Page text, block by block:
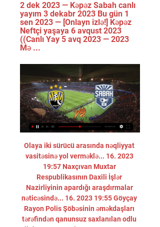
2 dek 2023 — Kəpəz Sabah canlı
yayım 3 dekabr 2023 Bu gün 1
sen 2023 — [Onlayn izlə!] Kəpəz
Neftçi yaşaya 6 avqust 2023
((Canlı Yay 5 avq 2023 — 2023
Mə ...
Olaya iki sürücü arasında nəqliyyat vasitəsinə yol verməklə... 16. 2023 19:57 Naxçıvan Muxtar Respublikasının Daxili İşlər Nazirliyinin apardığı araşdırmalar nəticəsində... 16. 2023 19:55 Göyçay Rayon Polis Şöbəsinin əməkdaşları tərəfindən qanunsuz saxlanılan odlu silah-sursatın aşkar... 16. 2023 18:51 Abşeron Rayon Polis İdarəsinin əməkdaşlarının daxil olmuş əməliyyat məlumatı əsasında həyata... 16. 2023 16:11 Mingəçevirdə 2 ədəd “Kalaşnikov” markalı avtomat, 500-ə yaxın avtomat silahına məxsus patron, 3... 

OYUNLAR - SABAH FC Azərbaycan Kubokunun 1/8 final mərhələsi KƏPƏZ On time SABAH FK 18 Dekabr 2023 / 14:00 +04 MİSLİ PREMYER LİQASININ XVII TURU ARAZ-NAXÇIVAN 2:0 SABAH FK 15 ...

“Sumqayıt” – “Zirə”Hakimlər: Fərid Hacıyev, Eyyub İbrahimov, Cəmil Quliyev, Namiq Bəkirov“Kapital Bank Arena” 23 oktyabr (bazar) 16:00. “Səbail” – “Şamaxı”Hakimlər: İnqilab Məmmədov, Cavanşir Yusifov, Rahil Ramazanov, Səbuhi Bayramov“ASCO Arena” 18:30. “Neftçi” – “Sabah”Hakimlər: Kamal Umudlu, Rəhman İmami, Vüsal Məmmədov, Tural Qurbanov“Bakcell Arena” 20 oktyabr (cümə axşamı) “Qarabağ” – “Turan Tovuz” - 3:0 N Klublar O Q H M T-F X 1 Qarabağ 10 0 31-7 30 2 Sabah 8 23-7 25 3 Neftçi 7 19-9 22 4 Zirə 5 13-17 16 Qəbələ 14-10 6 Turan Tovuz 8-13 12 Səbail 11-14 9 Kəpəz 6-25 Sumqayıt 2-14 Şamaxı 5-16 Bombardirlər: Ramil Şeydayev ("Qarabağ") - 10 qolMusa Qurbanlı ("Qarabağ") - 8 qolCoy Lens Mikels ("Sabah") - 6 qolRuni Eva ("Turan Tovuz") - 4 qolAğabala Ramazanov ("Səbail") - 4 qol REKLAM Misli Premyer Liqası № Komanda o x 34 87 33 77 62 48 46 Turan 38 28 24 Araz-Naxçıvan 13 37 EKOL Neftçi İK Baku Fire Record club. 

Kəpəz Müstəqil Teleradio ŞirkətiXəbərİqtisadiyyatİdmanKriminalHadisə Gəncə Dövlət Kukla Tetarı bu ildə öz balaca tamaşaçılarını sevindirəcək. Yaradıcı heyət fərqli... 17. 12. 2023 20:27 Milli Hidrometeorologiya Xidmətinin məlumatına görə, dekabrın 18-i gündüzədək ölkə ərazisində hava... 17. 2023 20:08 Xankəndi şəhər stadionu Azərbaycan Kuboku oyununu qəbul etməyə hazırdır. Daha öncə də xəbər... 17. 2023 20:07 Avstraliyanın dəniz sərhədlərində yerləşən 10-dan çox mərcan adası yox olma təhlükəsi ilə üzləşib.... 17. 2023 20:04 Azərbaycan taekvondoçusu Qaşım Maqomedov Paris-2024 Yay Olimpiya Oyunlarına lisenziya qazanıb. 58... 17. 

Bizim hər zaman yaxşı çıxış etmək və qalib gəlmək istəyimiz var. “Qarabağ”la matç çox şeyi dəyişdirəcək oyun deyildi. – “Qarabağ”ın qapısına baxımlı qol vurdun. Səncə, ayın qolu seçilə bilər? – Bu, vurduğum ən yaxşı qollardan biridir. Qalibiyyət və ya heç-heçə qolu olsaydı, əlbəttə ki, daha yaxşı olardı. 

Sorqa: “Bizdə hələ də sistemə uyğunlaşmağa çalışan futbolçular var”“Sumqayıt”ın oyunçusu Erik Sorqanın futbolinfo. az saytına müsahibəsi – Son turda “Qarabağ”a 1:6 hesablı məğlubiyyətin səbəbini nədə görürsən? – Onlara qarşı oyun bizim üçün çətin oldu. Təəssüf ki, bu, təkcə bizdə deyil, dünyanın ən yaxşı komandalarında da ola bilər. Hər kəsin böyük hesabla uduzması mümkündür. Zədələrlə bağlı problemimiz var və bunu hamı bilir. 

Sportal. az xəbər protalıSPORTAL. AZ Ana səhifə Xəbər xətti Əlaqə SPORTAL. AZ Ölkə futbolu Premyer Liqa Kubok I Divizion Milli Münasibət Uşaq futbolu Premyer Liqanın tapıntıları Mövsümün transferləri Klublar Şüvəlan Kəpəz Keşlə Qarabağ Qəbələ Neftçi Zaqatala Turan Sumqayıt Zirə Səbail Sabah Avropa Fransa Türkiyə İngiltərə İspaniya İtaliya Almaniya Rusiya Portuqaliya Hollandiya Avrokuboklar Çempionlar Liqası Avropa Liqası Digər Maraqlı Yazı Dünya futbolu Avropa çempionatı Millətlər Liqası Müsahibə Layihə Bizim Futbolçular Video Foto Rusiya klubu "Qarabağ"ın forvardı ilə maraqlanır "Adana Demirspor"un sabiq çalışdırıcısı: "Azərbaycan millisində hamıdan daha uğurlu olardım" Yığmamızın sabiq üzvü "Spartak"dan ayrıldı AFFA Azərbaycan millisinə əcnəbi məşqçi gətirəcək Portuqaliya klubunun məşqçisi: "Romao püşkatmanı səbirsizliklə gözləyir" "Qarabağ"ın Portuqaliya klubları ilə qarşılaşmasını istəməzdim" - MÜSAHİBƏ "Ayxan Abbasovun narazılığı varsa, demək ki, boşuna deyil" - MÜSAHİBƏ "Qurban Qurbanov yenə ortaya əla iş qoydu, nəticə necə olursa-olsun, "Qarabağ" tərifə layiqdir" - MÜSAHİBƏ İngiltərə derbisində qalib müəyyənləşmədi - VİDEO 22:36 17 Dekabr 2023 AFFA-nın milliyə əcnəbi məşqçi gətirməyə pulu var, Tovuzda ot örtüklü meydança salmağa yox... 

Futbol, Azerbaycan: Kapaz canlı skorları, maç sonuçları, fikstür Flashscore.com.tr Kapaz sayfası canlı skorlar, maç sonuçları, puan durumu ve maç bilgilerini (gol atan oyuncular, kırmızı kartlar,...) sunar.

Çətinliklər komandanın çıxışına təsir edir. – Son oyunlarda komandanızın yaxşı çıxışından sonra heç kim belə hesab gözləmirdi. – “Qarabağ”ın çox keyfiyyətli oyunçuları və böyük təcrübəsi var. Bizdə isə yeni olan və hələ də sistemə uyğunlaşmağa çalışan futbolçular oynayır. Artıq növbəti matç barədə düşünürük, keçmişə baxmırıq. – Böyük hesabla uduzmağınıza baxmayaraq, qarşılaşmadan sonra “Qarabağ”ın baş məşqçisi Qurban Qurbanov sizin komandanızı təriflədi… – Düzünü desəm, bu oyun heç də ən yaxşısı deyildi. Əslində, biz azarkeşlərə göstərmək istəyirdik ki, bu cür komandalara qarşı oynaya bilərik, amma zədələrimiz var və digər problemlərə görə yaxşı çıxış etmədik. Növbəti oyunda daha yaxşı olacaq. – Səncə, komanda turnir cədvəlindəki mövqeyini qoruya biləcək? Bunun üçün nə lazımdır? – Məqsədimiz haqqında çox danışmaq istəmirəm. 

Şəhərin işğalı dövründə... 16. 2023 18:48 Batut gimnastikası üzrə Azərbaycan millisinin üzvləri Daşkənddə keçirilən beynəlxalq turnirdə daha... 16. 2023 18:10 Azərbaycan Basketbol Liqasında VIII turun daha bir oyunu keçirilib. Günün yeganə matçında "Gəncə" "... 16. 2023 17:06 Batut gimnastikası üzrə Azərbaycan millisinin üzvləri Özbəkistanın paytaxtı Daşkənddə keçirilən... 16. 2023 13:24 Gəncədə bıçaqlanma hadisəsi baş verib. 

REPLİKA 22:19 "Zirə" Tovuzdan 3 xalla qayıdır 21:24 Ramil oynadı, komandası böyük hesabla uduzdu 20:37 "Arsenal"ı lider edən qələbə - VİDEO 19:58 "Sabah"dan nəcib addım: sahibsiz itlər üçün evciklər quraşdırıldı 19:32 "Dinamo" derbiyə Mahirsiz çıxır 19:05 "Qarabağ" bu futbolçu üçün 500 min avro ödəməyə hazırdı 18:59 "Ola bilsin hansısa tanınmış məşqçinin yanında təcrübə keçməyə yollandım" 18:42 "Milan" 3 xalı 3 qolla qazandı - VİDEO 18:11 "Zirə"nin müdafiəçisi: "Fokuslanmalı olduğumuz yeganə şey mental hazırlıqdır" 17:51 "Şəxsən mən yerli baş məşqçinin tərəfdarı olduğumu bu iclasda bir daha bildirdim" 17:20 Məşhur futbolçu ABŞ klubunda - RƏSMİ 16:56 "Neftçi"dən ayrılan futbolçu "Zirə"yə keçir? 16:40 "Başa düşməliyik ki, bizdə öz-özünə yetişən uşaqlar rəqabətə davam gətirmirsə... " 16:15 Azərbaycan idmançısı Olimpiya Oyunlarına lisenziya qazandı 15:57 "Qarabağ" - "Neftçi"oyununda təyinat dəyişikliyi 15:03 Adı millimizlə hallanan baş məşqçiyə daha bir təklif 14:33 Millimizin üzvləri qız futbolçularla görüşdü - VİDEO 14:14 "Sevilya"da ikinci baş məşqçi istefası 13:53 Ehtiram Quliyev AFFA prezidentliyinə namizəd olacaq? - AÇIQLAMA 13:16 Premyer Liqada 100-cü oyun 12:55 Millimizin qapıçısı: "Şanslarımız az da olsa, davam edir" 12:39 "Qarabağ"dan yeni rekord: 10-cu qış çempionluğu 12:20 Ehtiram Quliyev: "Bəlkə hansısa qüvvələr əsəbimizi korlayıb futboldan çəkilməyimizi istəyir? " 12:00 Azərbaycan Kuboku: 1/8 finalın oyun cədvəli 11:22 "Araz-Naxçıvan"ın ən kreativ futbolçusu barədə QEYD 10:59 Günün canlı yayımlanacaq oyunları - TV AFİŞA 10:38 Cüdoçumuz Avropa çempionatında bürünc medal qazandı 10:15 "Barselona" "Valensiya" ilə bacarmadı - VİDEO 09:57 Vüsal İsgəndərli "Eqnatia"ya qələbə qazandırdı - VİDEO 09:34 "Turan Tovuz" - "Zirə" 1:0 - VİDEO 22:44 16 Dekabr 2023 Eddi İsrafilov: "Qarabağ"la matçda qələbə qazanmağa çalışacağıq" "Sabah"ın forvardı üçün il başa çatdı 21:34 Ayxan Abbasov: "Premyer Liqada qalmaq üçün legionerlər vacibdir" 21:11 Rəşad Sadıqov: "Meydana çıxıb hücumçuların yerinə qol vura bilmərəm" 20:39 "Turan Tovuz" "Zirə"ni məğlub etdi - YENİLƏNİB 19:54 "Liverpul" "Qarabağ"a qarşı oynamış müdafiəçini istəyir 19:39 "Qəbələ"nin müdafiəçisi bu göstəricidə antirekordçu oldu 19:22 18:44 "Sumqayıt" üçün 100-cü bərabərlik 18:23 "Çelsi"nin futbolçusu sıradan çıxdı 17:49 Azərbaycan çempionatlarında ən məhsuldar heç-heçə 17:34 17:19 "Turan Tovuz" - "Zirə" - START HEYƏTLƏR 16:48 Uruqvay millisinin üzvü paytaxt klubuna keçir 16:34 16:14 12 ildən sonra "Real"dan ayrılacaq 15:21 "Barselona" "Nyukasl"ın üzvünə görə Levandovski ilə yollarını ayıracaq 14:56 "Səbail"in legioneri əməliyyat edildi 14:35 PFL rəhbərliyinin qəzadan sonra avtomobildən çıxarılma anı - VİDEO "Özümü yenidən futbolçu kimi hiss etmək istəyirəm" 13:49 "Desəydilər ki, "Qarabağ"la qrup mərhələsini adlayacaqsan, bunun zarafat olduğunu düşünərdim" - FOTO 13:32 "Zenit" Türkiyə millisinin üzvünü istəyir 13:11 Türkiyəli bu il "Real"da oynamayacaq 12:34 Portuqaliyalı mətbuatı: "Benfika" və "Braqa"nın "Qarabağ" kimi cəlbedici rəqibi var" 12:19 PFL rəhbərliyi Xankəndi yolunda qəzaya düşdü 11:51 Mahir Emreli derbidə oynamayacaq 11:37 "Qarabağ" - "Neftçi" matçının bileti satışa çıxarılacaq 11:19 Konfrans Liqası: Ən yaxşı futbolçunun adı bəlli oldu 10:55 FİFA reytinqi açıqlandı: Azərbaycan millisi irəlilədi Millimizin üzvü qol vurdu, komandası səfərdə qazandı 10:11 Günün canlı yayımlanacaq matçları - TV AFİŞA "Yuventus" səfərdə xal itirdi - VİDEO 09:19 "Sabah" "Sumqayıtı"a qalib gəldi, "Neftçi" "Xırdalan"a uduzdu 23:18 15 Dekabr 2023 İlkin Fikrətoğlu hazırladı: Bu tarixi də "Qarabağ" yazdı - VİDEOSÜJET 22:55 "Qarabağ" təbrik edən klublarımız - FOTO "Qəbələ"nin adamları dözmədi, məşqçilər heyətini "söhbət"ə çağırdı - VİDEO 22:20 Millimizin baş məşqçisi: "Matç bizim nəzarətimiz altında keçdi" 22:08 "Azərbaycan millisi çox yaxşı oynadı" 21:56 Azərbaycan Rumıniyaya qalib gələ bilmədi - YENİLƏNİB 21:42 "Şəki Siti" 5 cavabsız qolla qalib gəldi - VİDEO Azərbaycan çempionatında ilk günün qalibləri məlum oldu 21:05 Tahir Gözəl İsveçrəyə gedəcək 20:47 8 qol vuruldu, qalib müəyyənləşmədi - VİDEO 20:21 Çempionlar Liqası: Həftənin ən yaxşısı bəlli oldu 19:45 Mahir Emrelinin komandası "Qarabağ"ın tanışı ilə qarşılaşa bilər "Neftçi" "Qarabağ"la oyun